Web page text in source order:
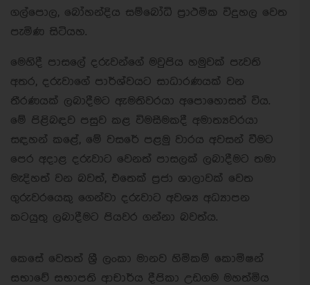
ගල්පොල, බෝහන්දිය සම්බෝධි ප්‍රාථමික විදුහල වෙත
පැමිණ සිටියහ.
මෙහිදී පාසලේ දරුවන්ගේ මවුපිය හමුවක් පැවති
අතර, දරුවාගේ පාර්ශ්වයට සාධාරණයක් වන
තීරණයක් ලබාදීමට ඇමතිවරයා අපොහොසත් විය.
මේ පිළිබඳව පසුව කළ විමසීමකදී අමාත්‍යවරයා
සඳහන් කළේ, මේ වසරේ පළමු වාරය අවසන් වීමට
පෙර අදාළ දරුවාට වෙනත් පාසලක් ලබාදීමට තමා
මැදිහත් වන බවත්, එතෙක් ප්‍රජා ශාලාවක් වෙත
ගුරුවරයෙකු ගෙන්වා දරුවාට අවශ්‍ය අධ්‍යාපන
කටයුතු ලබාදීමට පියවර ගන්නා බවත්ය.
කෙසේ වෙතත් ශ්‍රී ලංකා මානව හිමිකම් කොමිෂන්
සභාවේ සභාපති ආචාර්ය දීපිකා උඩගම මහත්මිය